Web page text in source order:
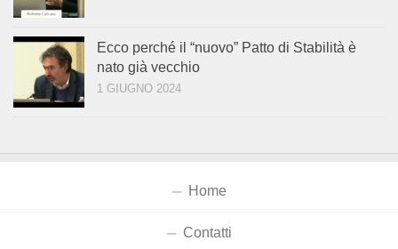
Ecco perché il “nuovo” Patto di Stabilità è
nato già vecchio
1 GIUGNO 2024
Home
Contatti